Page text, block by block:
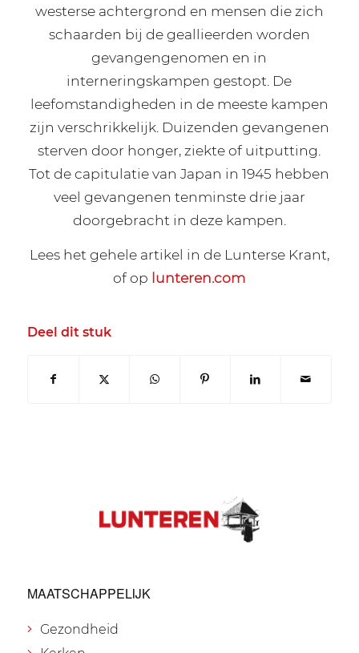
westerse achtergrond en mensen die zich
schaarden bij de geallieerden worden
gevangengenomen en in
interneringskampen gestopt. De
leefomstandigheden in de meeste kampen
zijn verschrikkelijk. Duizenden gevangenen
sterven door honger, ziekte of uitputting.
Tot de capitulatie van Japan in 1945 hebben
veel gevangenen tenminste drie jaar
doorgebracht in deze kampen.
Lees het gehele artikel in de Lunterse Krant,
of op lunteren.com
Deel dit stuk
MAATSCHAPPELIJK
Gezondheid